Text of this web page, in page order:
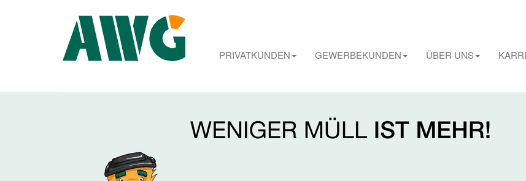
PRIVATKUNDEN GEWERBEKUNDEN ÜBER UNS